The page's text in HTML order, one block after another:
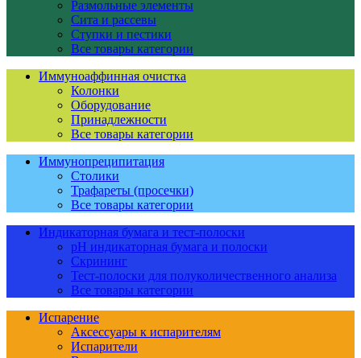
Размольные элементы
Сита и рассевы
Ступки и пестики
Все товары категории
Иммуноаффинная очистка
Колонки
Оборудование
Принадлежности
Все товары категории
Иммунопреципитация
Столики
Трафареты (просечки)
Все товары категории
Индикаторная бумага и тест-полоски
pH индикаторная бумага и полоски
Скрининг
Тест-полоски для полуколичественного анализа
Все товары категории
Испарение
Аксессуары к испарителям
Испарители